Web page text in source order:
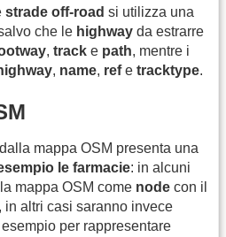
strade off-road si utilizza una
che le highway da estrarre
, track e path, mentre i
, name, refe tracktype.
mappa OSM presenta una
le farmacie: in alcuni
mappa OSM come node con il
, in altri casi saranno invece
esempio per rappresentare